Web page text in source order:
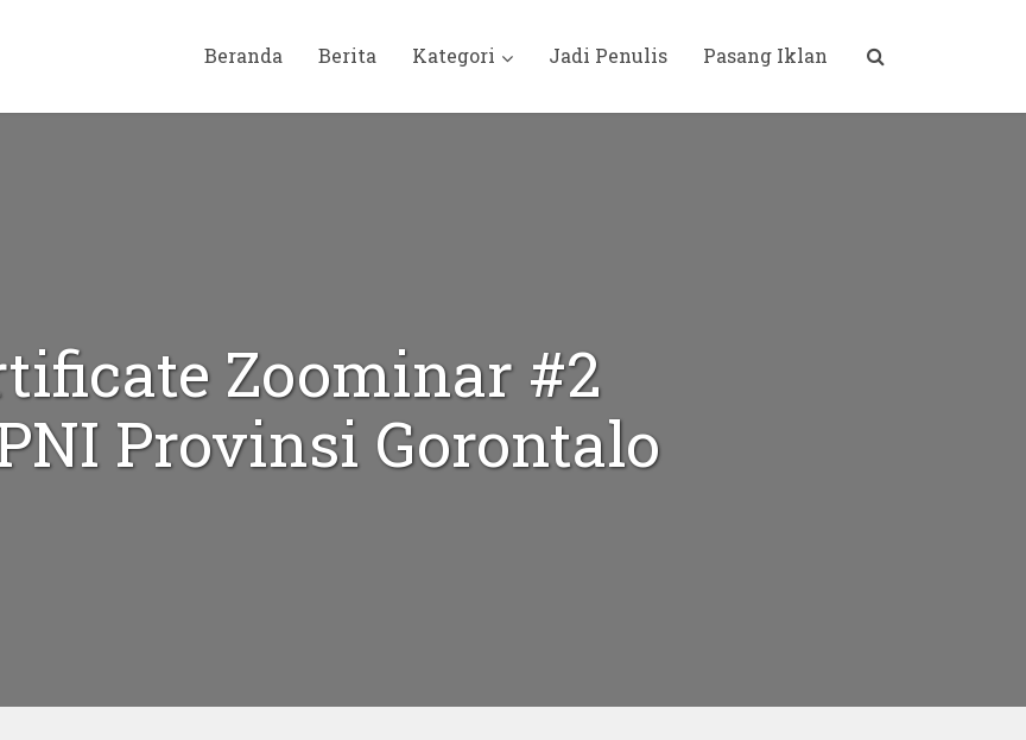
Beranda Berita Kategori Jadi Penulis Pasang Iklan
Zoominar #2
Provinsi Gorontalo